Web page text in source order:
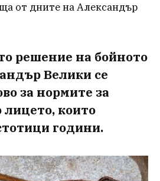
от дните на Александър
решение на бойното
Велики се
за нормите за
лицето, които
години.